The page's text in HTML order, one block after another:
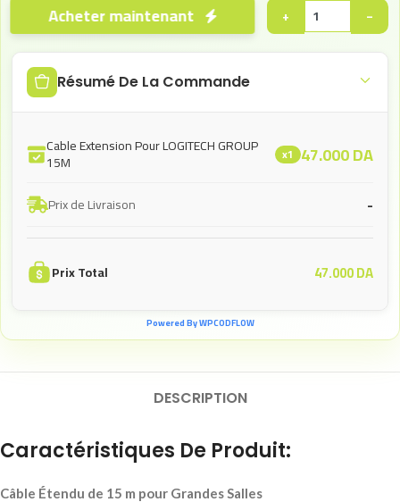
−
+
Acheter maintenant
Résumé De La Commande
Cable Extension Pour LOGITECH GROUP
15M x1 47.000DA
Prix de Livraison -
Prix Total 47.000DA
Powered By WPCODFLOW
DESCRIPTION
Caractéristiques De Produit:
Câble Étendu de 15 m pour Grandes Salles